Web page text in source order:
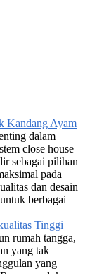
Kandang Ayam
dalam
close house
sebagai pilihan
pada
dan desain
berbagai
Tinggi
rumah tangga,
yang tak
yang